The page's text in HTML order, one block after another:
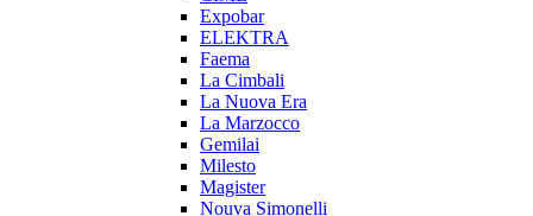
Expobar
ELEKTRA
Faema
La Cimbali
La Nuova Era
La Marzocco
Gemilai
Milesto
Magister
Nouva Simonelli